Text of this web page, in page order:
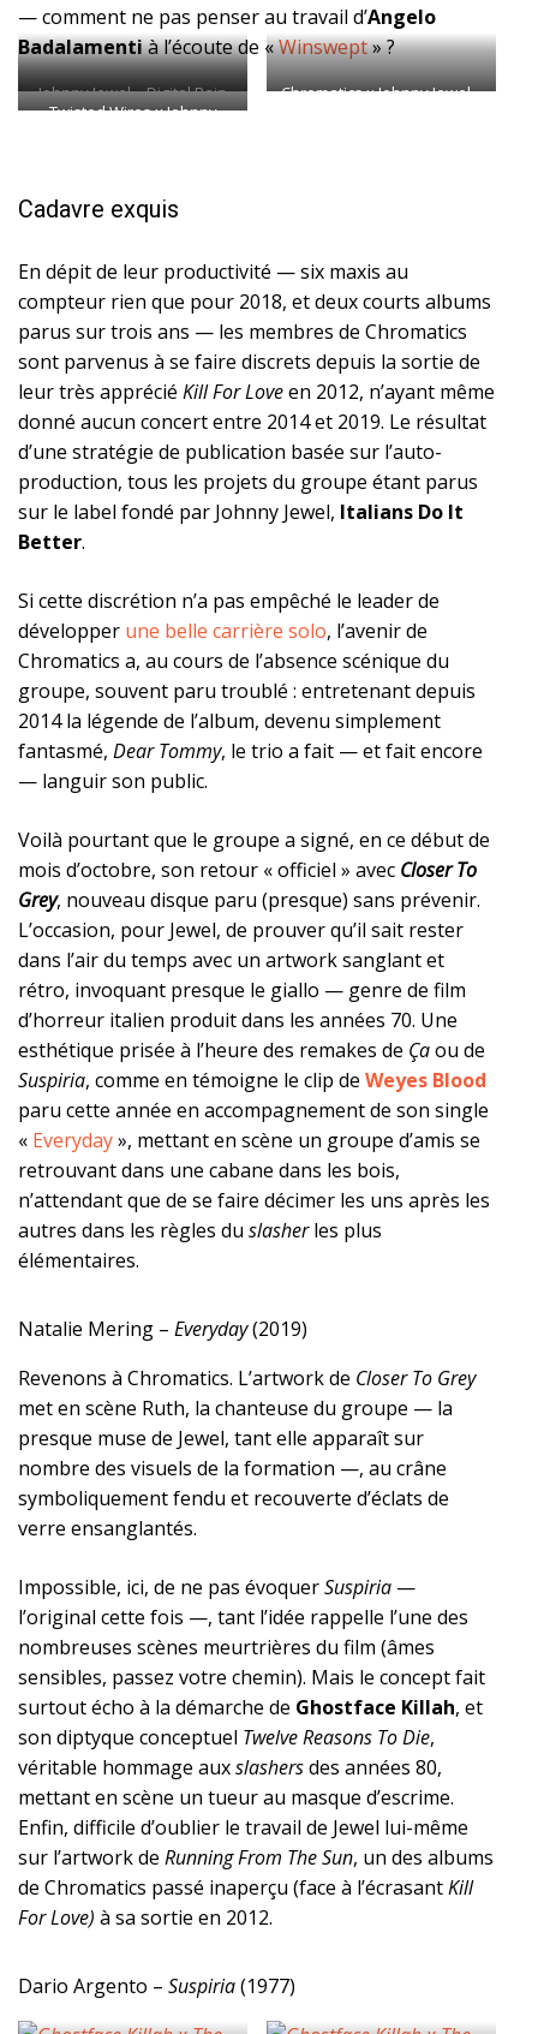
— comment ne pas penser au travail d’Angelo
Badalamentià l’écoute de «Winswept» ?
Johnny Jewel – Digital Rain
(2018)
Chromatics x Johnny Jewel –
Twisted Wires x Johnny
Cadavre exquis
En dépit de leur productivité — six maxis au
compteur rien que pour 2018, et deux courts albums
parus sur trois ans — les membres de Chromatics
sont parvenus à se faire discrets depuis la sortie de
leur très apprécié Kill For Loveen 2012, n’ayant même
donné aucun concert entre 2014 et 2019. Le résultat
d’une stratégie de publication basée sur l’auto-
production, tous les projets du groupe étant parus
sur le label fondé par Johnny Jewel, Italians Do It
Better.
Si cette discrétion n’a pas empêché le leader de
développer une belle carrière solo, l’avenir de
Chromatics a, au cours de l’absence scénique du
groupe, souvent paru troublé : entretenant depuis
2014 la légende de l’album, devenu simplement
fantasmé, Dear Tommy, le trio a fait — et fait encore
— languir son public.
Voilà pourtant que le groupe a signé, en ce début de
mois d’octobre, son retour « officiel » avec Closer To
Grey, nouveau disque paru (presque) sans prévenir.
L’occasion, pour Jewel, de prouver qu’il sait rester
dans l’air du temps avec un artwork sanglant et
rétro, invoquant presque le giallo — genre de film
d’horreur italien produit dans les années 70. Une
esthétique prisée à l’heure des remakes de Çaou de
Suspiria, comme en témoigne le clip de Weyes Blood
paru cette année en accompagnement de son single
« Everyday», mettant en scène un groupe d’amis se
retrouvant dans une cabane dans les bois,
n’attendant que de se faire décimer les uns après les
autres dans les règles du slasherles plus
élémentaires.
Natalie Mering – Everyday(2019)
Revenons à Chromatics. L’artwork de Closer To Grey
met en scène Ruth, la chanteuse du groupe — la
presque muse de Jewel, tant elle apparaît sur
nombre des visuels de la formation —, au crâne
symboliquement fendu et recouverte d’éclats de
verre ensanglantés.
Impossible, ici, de ne pas évoquerSuspiria —
l’original cette fois —, tant l’idée rappelle l’une des
nombreuses scènes meurtrières du film (âmes
sensibles, passez votre chemin). Mais le concept fait
surtout écho à la démarche de Ghostface Killah, et
son diptyque conceptuel Twelve Reasons To Die,
véritable hommage auxslashersdes années 80,
mettant en scène un tueur au masque d’escrime.
Enfin, difficile d’oublier le travail de Jewel lui-même
sur l’artwork de Running From The Sun, un des albums
de Chromatics passé inaperçu (face à l’écrasantKill
For Love) à sa sortie en 2012.
Dario Argento – Suspiria(1977)